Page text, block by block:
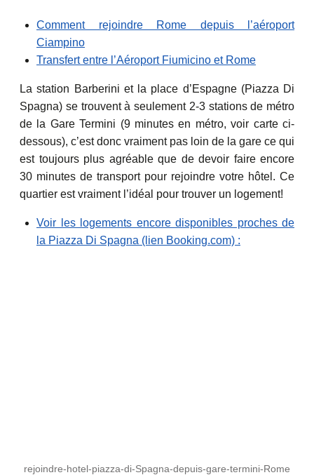
Comment rejoindre Rome depuis l’aéroport
Ciampino
Transfert entre l’Aéroport Fiumicino et Rome
La station Barberini et la place d’Espagne (Piazza Di
Spagna) se trouvent à seulement 2-3 stations de métro
de la Gare Termini (9 minutes en métro, voir carte ci-
dessous), c’est donc vraiment pas loin de la gare ce qui
est toujours plus agréable que de devoir faire encore
30 minutes de transport pour rejoindre votre hôtel. Ce
quartier est vraiment l’idéal pour trouver un logement!
Voir les logements encore disponibles proches de
la Piazza Di Spagna (lien Booking.com) :
rejoindre-hotel-piazza-di-Spagna-depuis-gare-termini-Rome